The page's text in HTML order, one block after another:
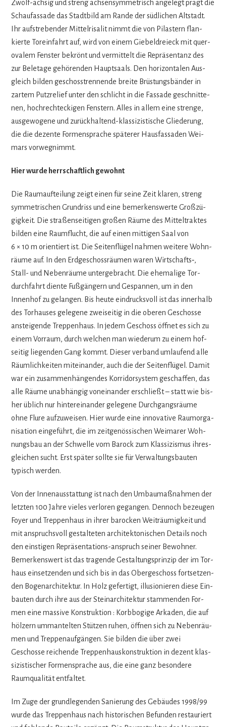
Zwölf-ach­sig und streng ach­sen­sym­me­trisch ange­legt prägt die
Schau­fas­sade das Stadt­bild am Rande der süd­li­chen Alt­stadt.
Ihr auf­stre­ben­der Mit­tel­ri­sa­lit nimmt die von Pilas­tern flan­
kierte Tor­ein­fahrt auf, wird von einem Gie­bel­drei­eck mit que­r­
ova­lem Fens­ter bekrönt und ver­mit­telt die Reprä­sen­tanz des
zur Bel­etage gehö­ren­den Haupt­saals. Den hori­zon­ta­len Aus­
gleich bil­den geschoss­tren­nende breite Brüs­tungs­bän­der in
zar­tem Putz­re­lief unter den schlicht in die Fas­sade geschnit­te­
nen, hoch­recht­ecki­gen Fens­tern. Alles in allem eine strenge,
aus­ge­wo­gene und zurück­hal­tend-klas­si­zis­ti­sche Glie­de­rung,
die die dezente For­men­spra­che spä­te­rer Haus­fas­sa­den Wei­
mars vorwegnimmt.
Hier wurde herr­schaft­lich gewohnt
Die Raum­auf­tei­lung zeigt einen für seine Zeit kla­ren, streng
sym­me­tri­schen Grund­riss und eine bemer­kens­werte Groß­zü­
gig­keit. Die stra­ßen­sei­ti­gen gro­ßen Räume des Mit­tel­trak­tes
bil­den eine Raum­flucht, die auf einen mit­ti­gen Saal von
6 × 10 m ori­en­tiert ist. Die Sei­ten­flü­gel nah­men wei­tere Wohn­
räume auf. In den Erd­ge­schoss­räu­men waren Wirtschafts‑,
Stall- und Neben­räume unter­ge­bracht. Die ehe­ma­lige Tor­
durch­fahrt diente Fuß­gän­gern und Gespan­nen, um in den
Innen­hof zu gelan­gen. Bis heute ein­drucks­voll ist das inner­halb
des Tor­hau­ses gele­gene zwei­sei­tig in die obe­ren Geschosse
anstei­gende Trep­pen­haus. In jedem Geschoss öff­net es sich zu
einem Vor­raum, durch wel­chen man wie­derum zu einem hof­
sei­tig lie­gen­den Gang kommt. Die­ser ver­band umlau­fend alle
Räum­lich­kei­ten mit­ein­an­der, auch die der Sei­ten­flü­gel. Damit
war ein zusam­men­hän­gen­des Kor­ri­dor­sys­tem geschaf­fen, das
alle Räume unab­hän­gig von­ein­an­der erschließt – statt wie bis­
her üblich nur hin­ter­ein­an­der gele­gene Durch­gangs­räume
ohne Flure auf­zu­wei­sen. Hier wurde eine inno­va­tive Raum­or­ga­
ni­sa­tion ein­ge­führt, die im zeit­ge­nös­si­schen Wei­ma­rer Woh­
nungs­bau an der Schwelle vom Barock zum Klas­si­zis­mus ihres­
glei­chen sucht. Erst spä­ter sollte sie für Ver­wal­tungs­bau­ten
typisch werden.
Von der Innen­aus­stat­tung ist nach den Umbau­maß­nah­men der
letz­ten 100 Jahre vie­les ver­lo­ren gegan­gen. Den­noch bezeu­gen
Foyer und Trep­pen­haus in ihrer baro­cken Weit­räu­mig­keit und
mit anspruchs­voll gestal­te­ten archi­tek­to­ni­schen Details noch
den eins­ti­gen Reprä­sen­ta­ti­ons-anspruch sei­ner Bewoh­ner.
Bemer­kens­wert ist das tra­gende Gestal­tungs­prin­zip der im Tor­
haus ein­set­zen­den und sich bis in das Ober­ge­schoss fort­set­zen­
den Bogen­ar­chi­tek­tur. In Holz gefer­tigt, illu­sio­nie­ren diese Ein­
bau­ten durch ihre aus der Stein­ar­chi­tek­tur stam­men­den For­
men eine mas­sive Kon­struk­tion : Korb­bo­gige Arka­den, die auf
höl­zern umman­tel­ten Stüt­zen ruhen, öff­nen sich zu Neben­räu­
men und Trep­pen­auf­gän­gen. Sie bil­den die über zwei
Geschosse rei­chende Trep­pen­haus­kon­struk­tion in dezent klas­
si­zis­ti­scher For­men­spra­che aus, die eine ganz beson­dere
Raum­qua­li­tät entfaltet.
Im Zuge der grund­le­gen­den Sanie­rung des Gebäu­des 1998/99
wurde das Trep­pen­haus nach his­to­ri­schen Befun­den restau­riert